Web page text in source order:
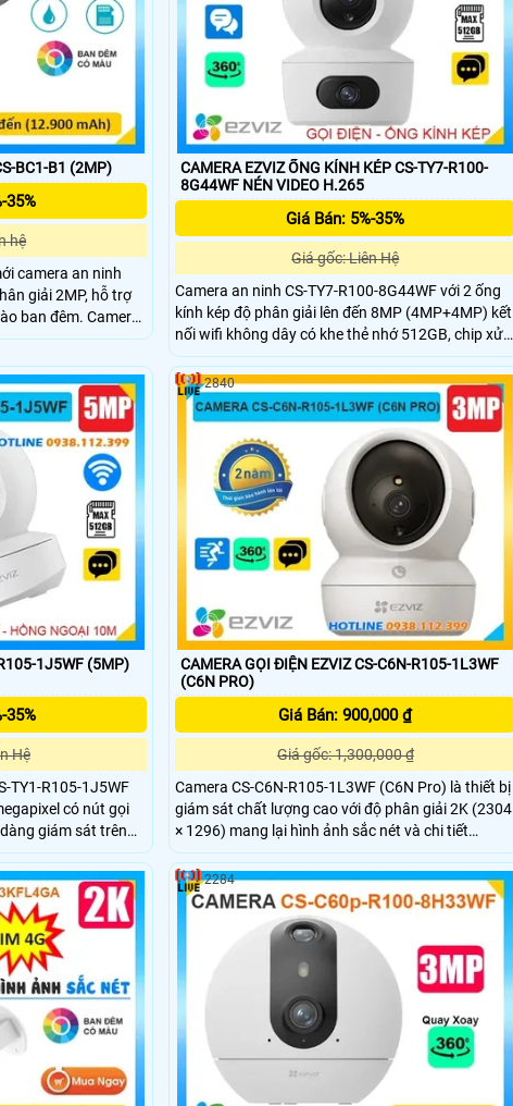
BC1-B1 (2MP)
35%
hệ
camera an ninh
giải 2MP, hỗ trợ
ban đêm. Camera
mAh, chuẩn nén
chuẩn kháng
bền bỉ trong mọi
CAMERA EZVIZ ỐNG KÍNH KÉP CS-TY7-R100-
8G44WF NÉN VIDEO H.265
Giá Bán: 5%-35%
Giá gốc: Liên Hệ
Camera an ninh CS-TY7-R100-8G44WF với 2 ống
kính kép độ phân giải lên đến 8MP (4MP+4MP) kết
nối wifi không dây có khe thẻ nhớ 512GB, chip xử
lý CMOS. hồng ngoại 10m phát hiện chuyển động
thông minh hình ảnh sắc nét. Camera hỗ trợ nút
gọi điện thoại chỉ cần 1 chạm, 1 ống kính cố định
và 1 ống kính quay quét được 360 độ dễ dàng sử
dụng giá rẻ.
1J5WF (5MP)
35%
Hệ
TY1-R105-1J5WF
có nút gọi
giám sát trên
xa 10m. Camera
bắt mắt, camera có
mic và loa đàm
dõi chuyển động
sắc nét giá rẻ.
CAMERA GỌI ĐIỆN EZVIZ CS-C6N-R105-1L3WF
(C6N PRO)
Giá Bán: 900,000 ₫
Giá gốc: 1,300,000 ₫
Camera CS-C6N-R105-1L3WF (C6N Pro) là thiết bị
giám sát chất lượng cao với độ phân giải 2K (2304
× 1296) mang lại hình ảnh sắc nét và chi tiết
Camera có khả năng quay xoay 360 độ đàm thoại
2 chiều tích hợp nút gọi điện cảm ứng tiện lợi giúp
bạn dễ dàng tương tác từ xa
2840
2284